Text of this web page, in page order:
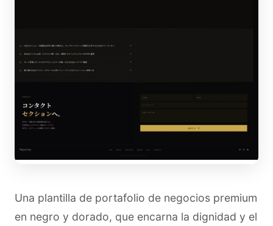
Una plantilla de portafolio de negocios premium
en negro y dorado, que encarna la dignidad y el